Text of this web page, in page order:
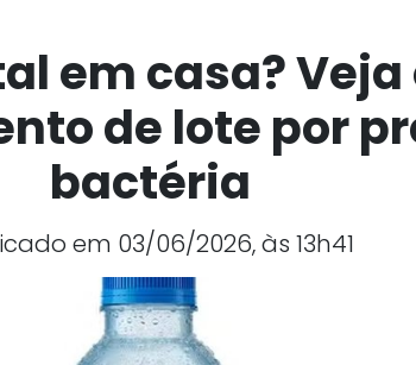
em casa? Veja
de lote por
bactéria
em 03/06/2026, às 13h41